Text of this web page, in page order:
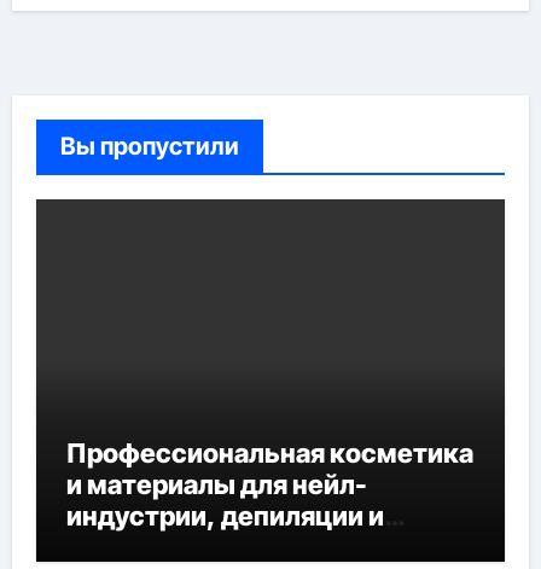
Вы пропустили
Профессиональная косметика
и материалы для нейл-
индустрии, депиляции и